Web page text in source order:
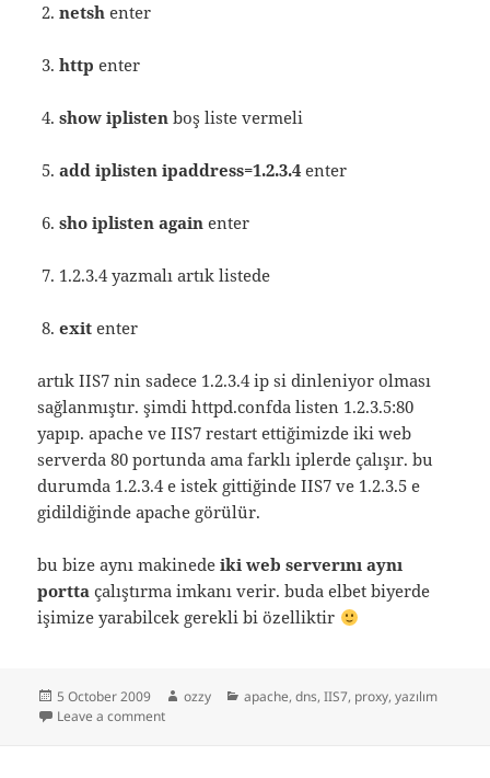
netshenter
httpenter
show iplistenboş liste vermeli
add iplisten ipaddress=1.2.3.4enter
sho iplisten againenter
1.2.3.4 yazmalı artık listede
exitenter
artık IIS7 nin sadece 1.2.3.4 ip si dinleniyor olması
sağlanmıştır. şimdi httpd.confda listen 1.2.3.5:80
yapıp. apache ve IIS7 restart ettiğimizde iki web
serverda 80 portunda ama farklı iplerde çalışır. bu
durumda 1.2.3.4 e istek gittiğinde IIS7 ve 1.2.3.5 e
gidildiğinde apache görülür.
bu bize aynı makinedeiki web serverını aynı
portta çalıştırma imkanı verir. buda elbet biyerde
işimize yarabilcek gerekli bi özelliktir
Posted
on
5 October 2009 Author
ozzy Categories
apache,dns,IIS7, proxy,yazılım
Leave a commenton apache ve IIS7 beraber aynı makinede